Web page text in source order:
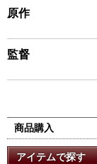
原作
監督
商品購入
アイテムで探す